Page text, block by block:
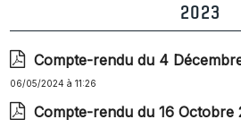
2023
Compte-rendu du 4
06/05/2024 à 11:26
Compte-rendu du 16 Octobre